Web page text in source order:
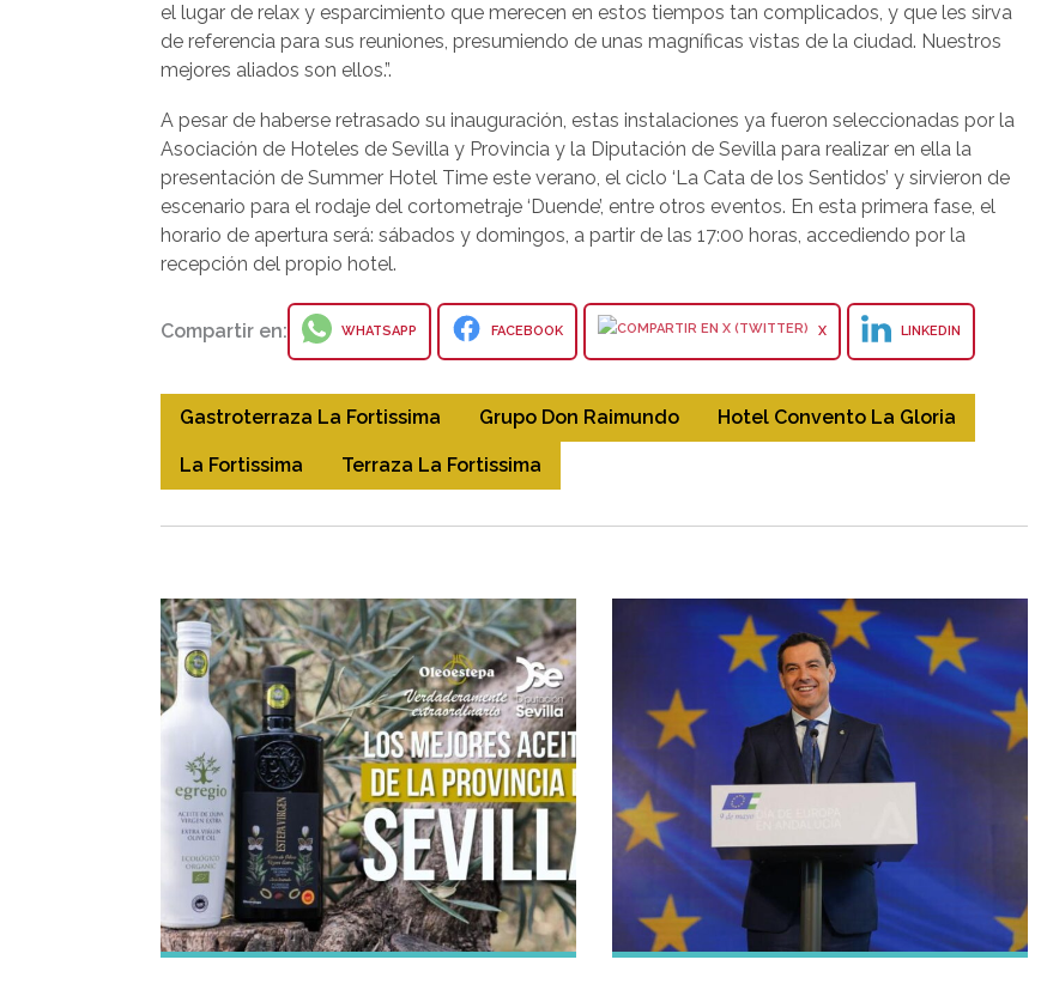
el lugar de relax y esparcimiento que merecen en estos tiempos tan complicados, y que les sirva
de referencia para sus reuniones, presumiendo de unas magníficas vistas de la ciudad. Nuestros
mejores aliados son ellos.”.
A pesar de haberse retrasado su inauguración, estas instalaciones ya fueron seleccionadas por la
Asociación de Hoteles de Sevilla y Provincia y la Diputación de Sevilla para realizar en ella la
presentación de Summer Hotel Time este verano, el ciclo ‘La Cata de los Sentidos’ y sirvieron de
escenario para el rodaje del cortometraje ‘Duende’, entre otros eventos. En esta primera fase, el
horario de apertura será: sábados y domingos, a partir de las 17:00 horas, accediendo por la
recepción del propio hotel.
Compartir en: WHATSAPP FACEBOOK X LINKEDIN
Gastroterraza La Fortissima Grupo Don Raimundo Hotel Convento La Gloria
La Fortissima Terraza La Fortissima